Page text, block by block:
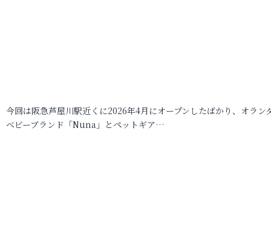
今回は阪急芦屋川駅近くに2026年4月にオープンしたばかり、オラン
ベビーブランド「Nuna」とペットギア…